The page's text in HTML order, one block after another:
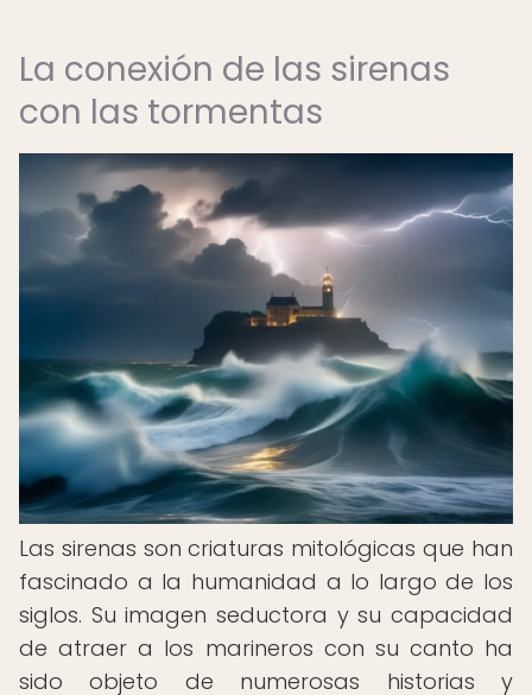
La conexión de las sirenas
con las tormentas
Las sirenas son criaturas mitológicas que han
fascinado a la humanidad a lo largo de los
siglos. Su imagen seductora y su capacidad
de atraer a los marineros con su canto ha
sido objeto de numerosas historias y